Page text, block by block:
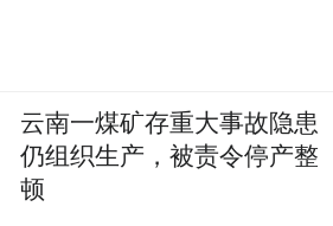
云南一煤矿存重大事故隐患
仍组织生产，被责令停产整
顿